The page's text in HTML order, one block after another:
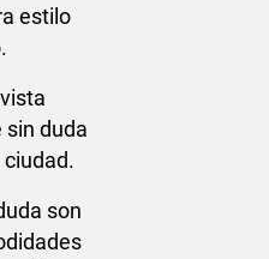
estilo
duda
son